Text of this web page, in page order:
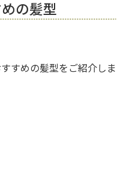
の髪型
すめの髪型をご紹介しま